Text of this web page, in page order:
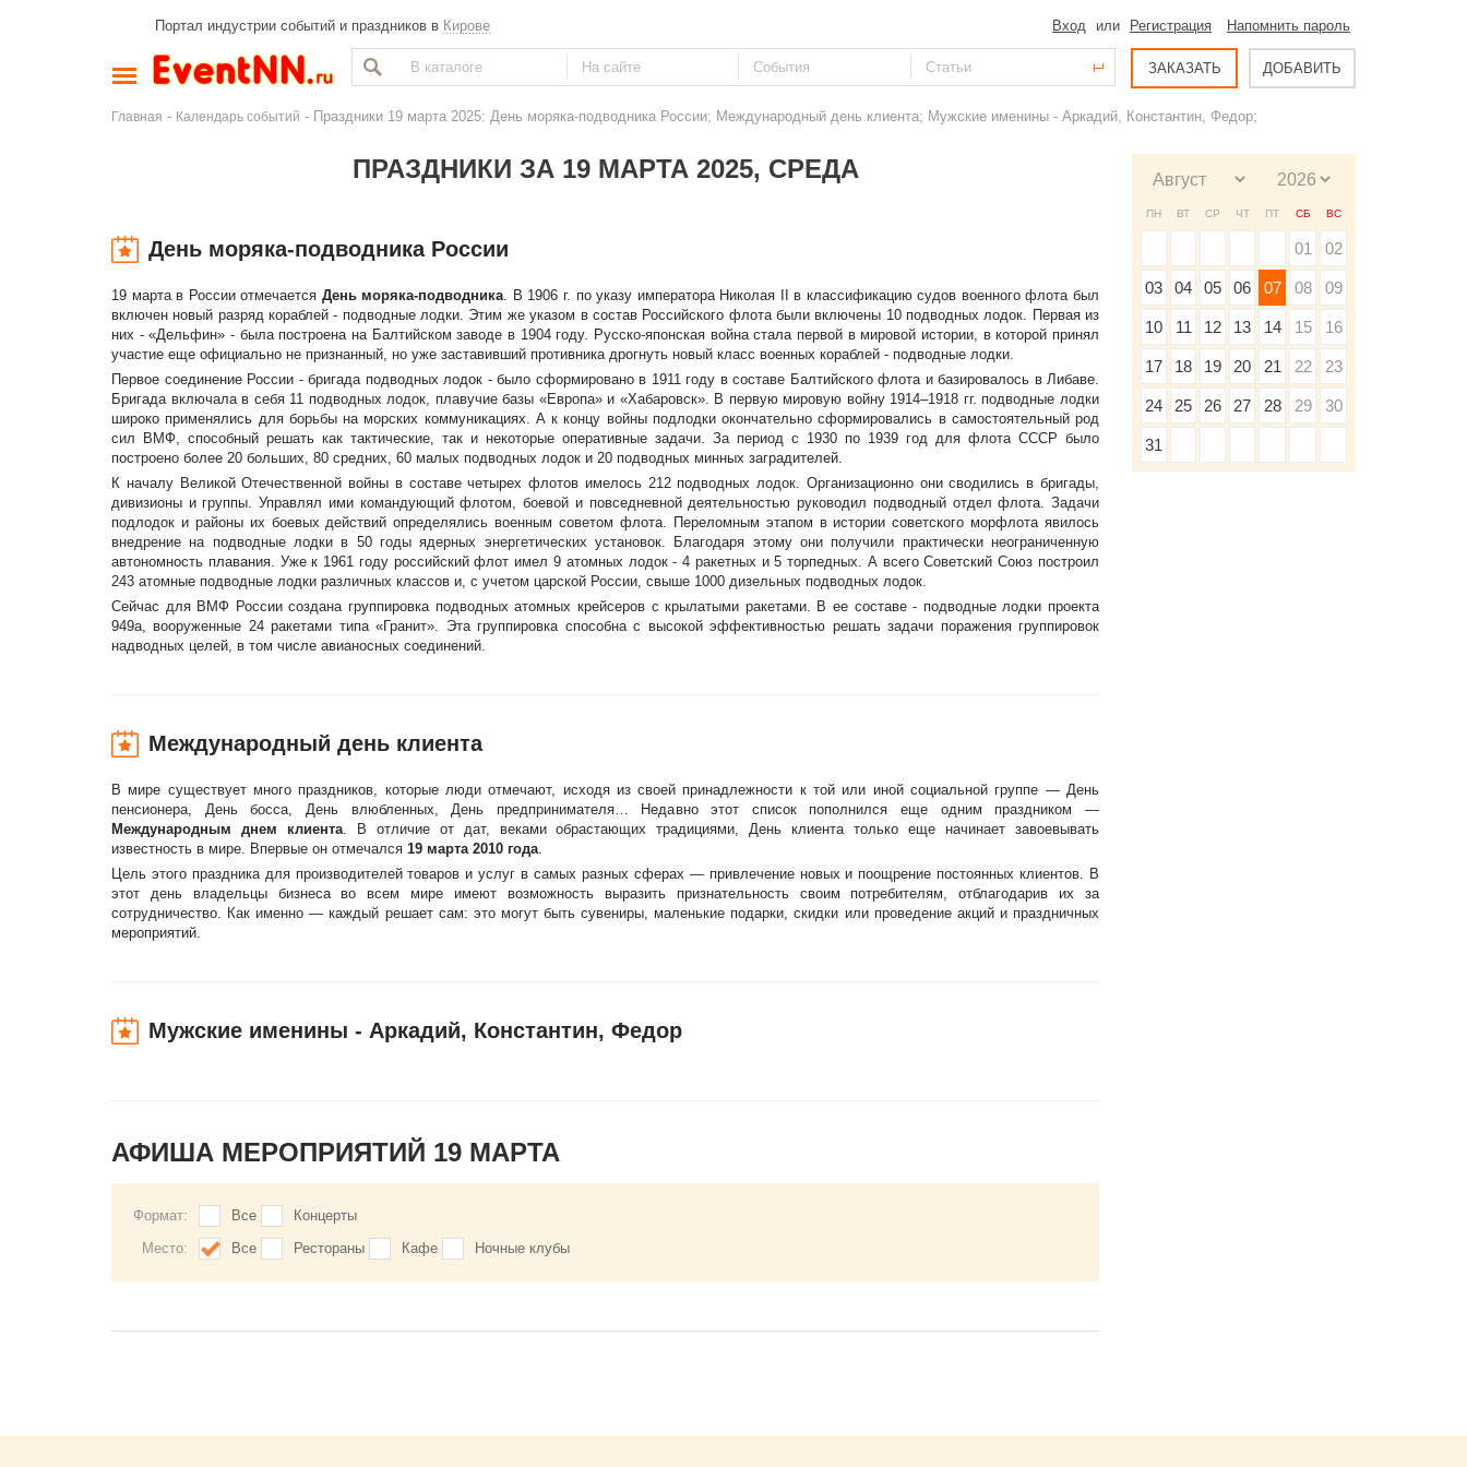
Портал индустрии событий и праздников в Кирове Вход или Регистрация Напомнить пароль
ЗАКАЗАТЬ ДОБАВИТЬ
Главная - Календарь событий - Праздники 19 марта 2025: День моряка-подводника России; Международный день клиента; Мужские именины - Аркадий, Константин, Федор;
ПРАЗДНИКИ ЗА 19 МАРТА 2025, СРЕДА
День моряка-подводника России
19 марта в России отмечается День моряка-подводника. В 1906 г. по указу императора Николая II в классификацию судов военного флота был
включен новый разряд кораблей - подводные лодки. Этим же указом в состав Российского флота были включены 10 подводных лодок. Первая из
них - «Дельфин» - была построена на Балтийском заводе в 1904 году. Русско-японская война стала первой в мировой истории, в которой принял
участие еще официально не признанный, но уже заставивший противника дрогнуть новый класс военных кораблей - подводные лодки.
Первое соединение России - бригада подводных лодок - было сформировано в 1911 году в составе Балтийского флота и базировалось в Либаве.
Бригада включала в себя 11 подводных лодок, плавучие базы «Европа» и «Хабаровск». В первую мировую войну 1914–1918 гг. подводные лодки
широко применялись для борьбы на морских коммуникациях. А к концу войны подлодки окончательно сформировались в самостоятельный род
сил ВМФ, способный решать как тактические, так и некоторые оперативные задачи. За период с 1930 по 1939 год для флота СССР было
построено более 20 больших, 80 средних, 60 малых подводных лодок и 20 подводных минных заградителей.
К началу Великой Отечественной войны в составе четырех флотов имелось 212 подводных лодок. Организационно они сводились в бригады,
дивизионы и группы. Управлял ими командующий флотом, боевой и повседневной деятельностью руководил подводный отдел флота. Задачи
подлодок и районы их боевых действий определялись военным советом флота. Переломным этапом в истории советского морфлота явилось
внедрение на подводные лодки в 50 годы ядерных энергетических установок. Благодаря этому они получили практически неограниченную
автономность плавания. Уже к 1961 году российский флот имел 9 атомных лодок - 4 ракетных и 5 торпедных. А всего Советский Союз построил
243 атомные подводные лодки различных классов и, с учетом царской России, свыше 1000 дизельных подводных лодок.
Сейчас для ВМФ России создана группировка подводных атомных крейсеров с крылатыми ракетами. В ее составе - подводные лодки проекта
949а, вооруженные 24 ракетами типа «Гранит». Эта группировка способна с высокой эффективностью решать задачи поражения группировок
надводных целей, в том числе авианосных соединений.
Международный день клиента
В мире существует много праздников, которые люди отмечают, исходя из своей принадлежности к той или иной социальной группе — День
пенсионера, День босса, День влюбленных, День предпринимателя… Недавно этот список пополнился еще одним праздником —
Международным днем клиента. В отличие от дат, веками обрастающих традициями, День клиента только еще начинает завоевывать
известность в мире. Впервые он отмечался 19 марта 2010 года.
Цель этого праздника для производителей товаров и услуг в самых разных сферах — привлечение новых и поощрение постоянных клиентов. В
этот день владельцы бизнеса во всем мире имеют возможность выразить признательность своим потребителям, отблагодарив их за
сотрудничество. Как именно — каждый решает сам: это могут быть сувениры, маленькие подарки, скидки или проведение акций и праздничных
мероприятий.
Мужские именины - Аркадий, Константин, Федор
АФИША МЕРОПРИЯТИЙ 19 МАРТА
Формат: Все
Концерты
Место:
Все Рестораны Кафе Ночные клубы
ПН ВТ СР ЧТ ПТ СБ ВС
01 02
03 04 05 06 07 08 09
10 11 12 13 14 15 16
17 18 19 20 21 22 23
24 25 26 27 28 29 30
31